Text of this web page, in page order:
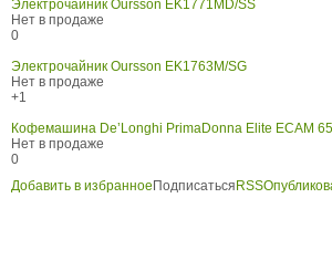
Электрочайник Oursson EK1771MD/SS
Нет в продаже
0
Электрочайник Oursson EK1763M/SG
Нет в продаже
+1
Кофемашина De’Longhi PrimaDonna Elite ECAM
Нет в продаже
0
Добавить в избранное Подписаться RSS